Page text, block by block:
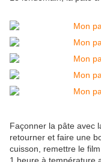
Façonner la pâte avec
retourner et faire une
cuisson, remettre le